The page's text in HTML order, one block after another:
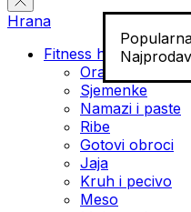
Hrana
Fitness hrana
Orašasti plodovi
Sjemenke
Namazi i paste
Ribe
Gotovi obroci
Jaja
Kruh i pecivo
Meso